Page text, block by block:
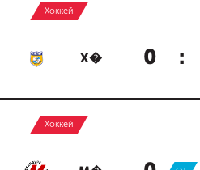
Хоккей
Х� 0 :
Хоккей